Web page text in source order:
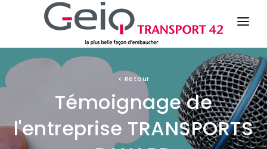
ESPACE CANDIDATS
ESPACE ENTREPRISES
< Retour
Témoignage de
l'entreprise TRANSPORTS